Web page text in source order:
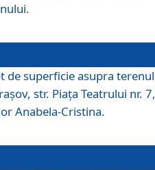
de superficie asupra
str. Piața Teatrului nr. 7,
Anabela-Cristina.